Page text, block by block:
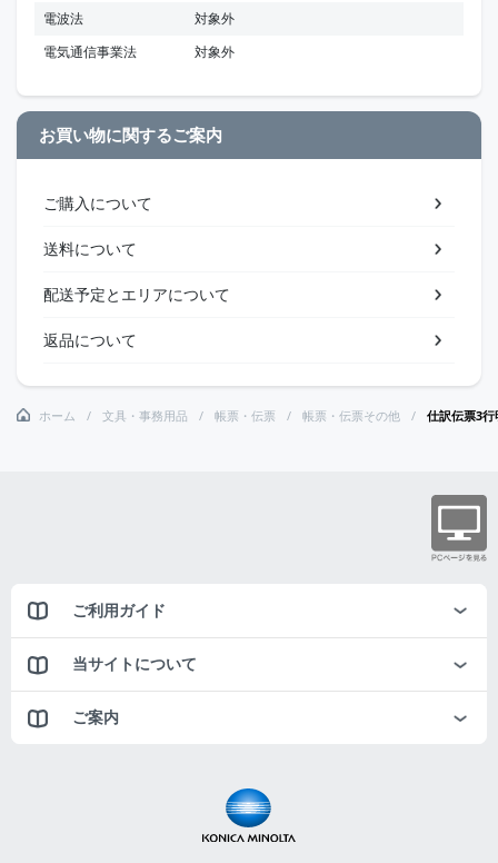
電波法
対象外
電気通信事業法
対象外
お買い物に関するご案内
ご購入について
送料について
配送予定とエリアについて
返品について
ホーム 文具・事務用品 帳票・伝票 帳票・伝票その他 仕訳伝票3
ご利用ガイド
当サイトについて
ご案内